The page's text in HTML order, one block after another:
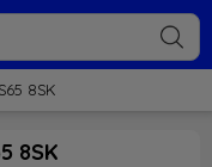
8SK
8SK